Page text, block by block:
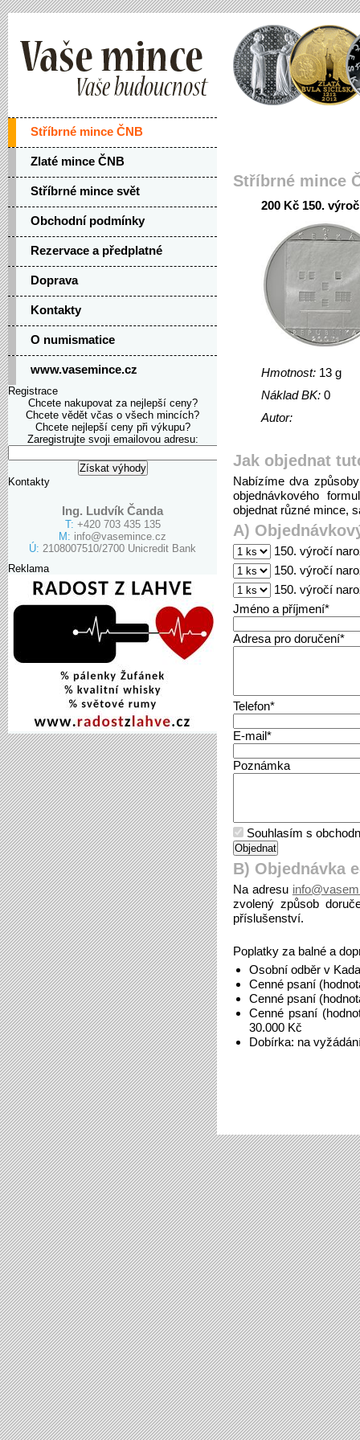
Stříbrné mince ČNB
Zlaté mince ČNB
Stříbrné mince svět
Obchodní podmínky
Rezervace a předplatné
Doprava
Kontakty
O numismatice
www.vasemince.cz
Registrace
Chcete nakupovat za nejlepší ceny?
Chcete vědět včas o všech mincích?
Chcete nejlepší ceny při výkupu?
Zaregistrujte svoji emailovou adresu:
Kontakty
Ing. Ludvík Čanda
T: +420 703 435 135
M: info@vasemince.cz
Ú: 2108007510/2700 Unicredit Bank
Reklama
Stříbrné mince
200 Kč 150.
Hmotnost: 13 g
Náklad BK: 0
Autor:
Jak objednat
Nabízíme dva
objednávkového
objednat různé mince,
A)
150. výročí
150. výročí
150. výročí
Jméno a příjmení*
Adresa pro doručení*
Telefon*
E-mail*
Poznámka
Souhlasím s
B) Objednávka
Na adresu
zvolený způsob
příslušenství.
Poplatky za balné a
Osobní odběr v
Cenné psaní
Cenné psaní
Cenné psaní
30.000 Kč
Dobírka: na